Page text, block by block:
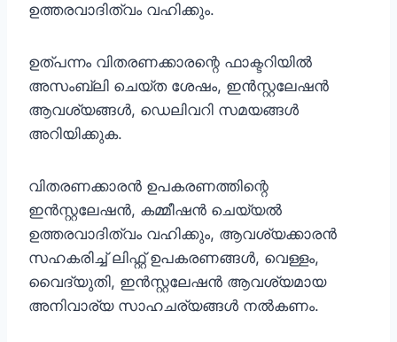
ഉത്തരവാദിത്വം വഹിക്കും.
ഉത്പന്നം വിതരണക്കാരന്റെ ഫാക്ടറിയിൽ
അസംബ്ലി ചെയ്ത ശേഷം, ഇൻസ്റ്റലേഷൻ
ആവശ്യങ്ങൾ, ഡെലിവറി സമയങ്ങൾ
അറിയിക്കുക.
വിതരണക്കാരൻ ഉപകരണത്തിന്റെ
ഇൻസ്റ്റലേഷൻ, കമ്മീഷൻ ചെയ്യൽ
ഉത്തരവാദിത്വം വഹിക്കും, ആവശ്യക്കാരൻ
സഹകരിച്ച് ലിഫ്റ്റ് ഉപകരണങ്ങൾ, വെള്ളം,
വൈദ്യുതി, ഇൻസ്റ്റലേഷൻ ആവശ്യമായ
അനിവാര്യ സാഹചര്യങ്ങൾ നൽകണം.